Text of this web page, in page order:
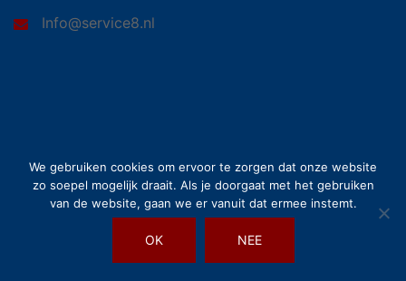
Info@service8.nl
We gebruiken cookies om ervoor te zorgen dat onze website
zo soepel mogelijk draait. Als je doorgaat met het gebruiken
van de website, gaan we er vanuit dat ermee instemt.
OK NEE